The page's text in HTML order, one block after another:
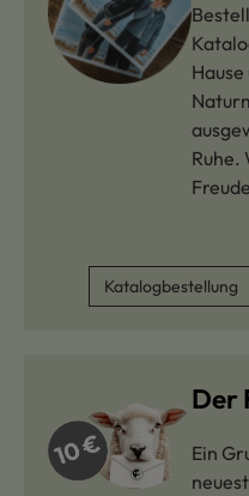
Ruhe.
Katalogbestellung
Der
Ein